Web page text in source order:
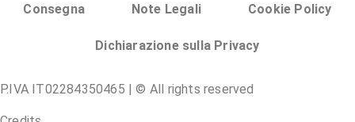
Consegna Note Legali Cookie Policy
Dichiarazione sulla Privacy
P.IVA IT02284350465 | © All rights reserved